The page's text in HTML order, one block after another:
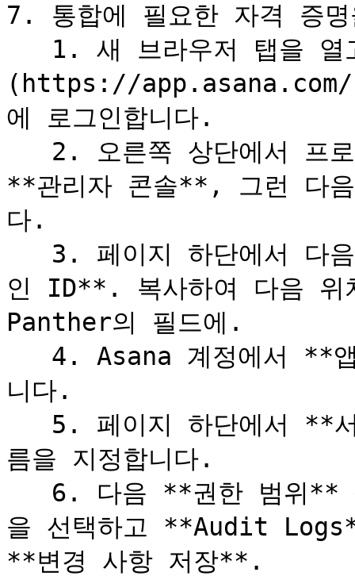
7. 통합에 필요한 자격 증
(https://
에 로그인합니다.
**관리자 콘솔**, 그런 다
다.
인 ID**. 복사하여 다음 위
Panther의 필드에.
니다.
름을 지정합니다.
을 선택하고 **Audit
**변경 사항 저장**.